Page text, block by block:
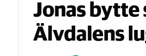
Jonas bytte
Älvdalens